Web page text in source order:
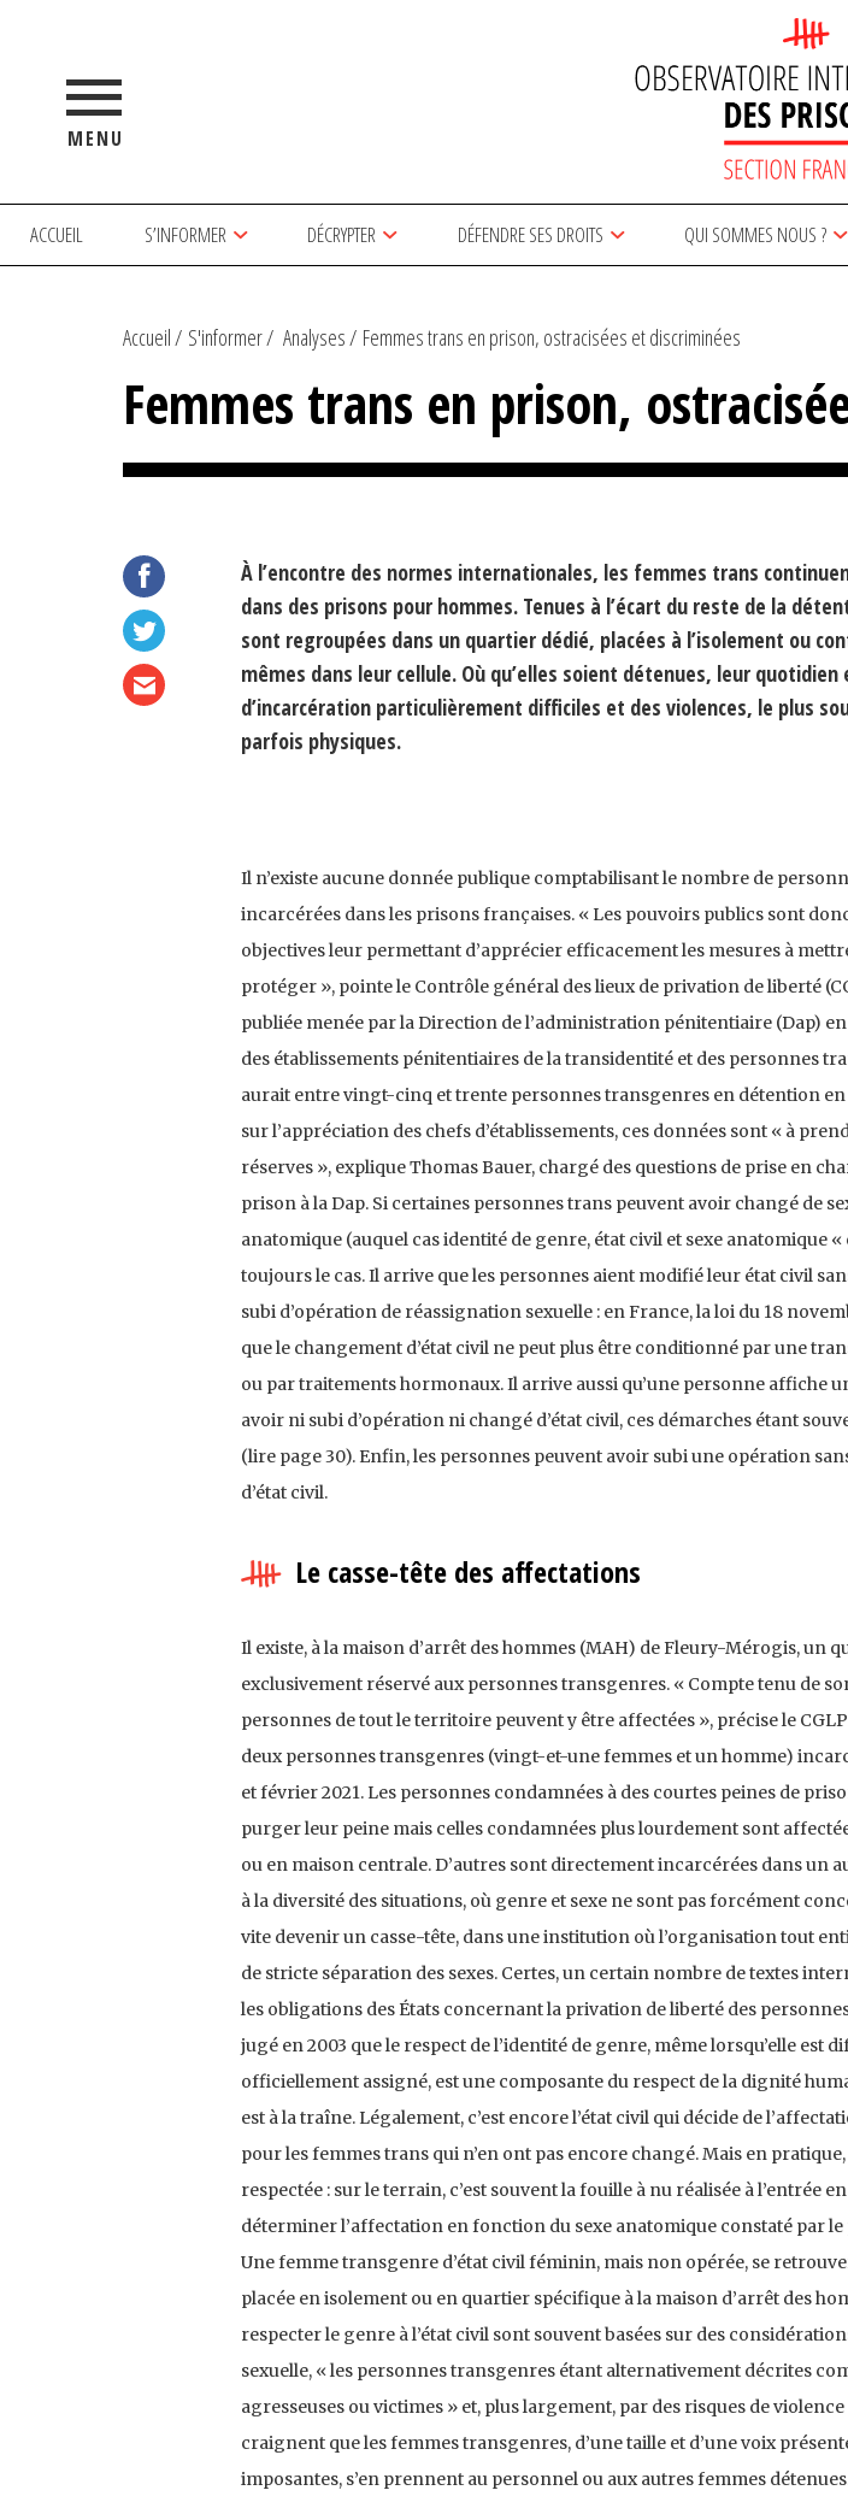
MENU
ACCUEIL S’INFORMER DÉCRYPTER DÉFENDRE SES DROITS QUI SOMMES NOUS ?
Accueil S'informer Analyses Femmes trans en prison, ostracisées et discriminées
Femmes trans en prison,
À l’encontre des normes internationales, les femmes trans
dans des prisons pour hommes. Tenues à l’écart du reste de la
sont regroupées dans un quartier dédié, placées à l’isolement ou
mêmes dans leur cellule. Où qu’elles soient détenues, leur
d’incarcération particulièrement difficiles et des violences, le plus
parfois physiques.
Il n’existe aucune donnée publique comptabilisant le nombre de
incarcérées dans les prisons françaises. « Les pouvoirs publics sont
objectives leur permettant d’apprécier efficacement les mesures à
protéger », pointe le Contrôle général des lieux de privation de liberté
publiée menée par la Direction de l’administration pénitentiaire (Dap)
des établissements pénitentiaires de la transidentité et des personnes
aurait entre vingt-cinq et trente personnes transgenres en détention en
sur l’appréciation des chefs d’établissements, ces données sont « à
réserves », explique Thomas Bauer, chargé des questions de prise en
prison à la Dap. Si certaines personnes trans peuvent avoir changé de
anatomique (auquel cas identité de genre, état civil et sexe anatomique «
toujours le cas. Il arrive que les personnes aient modifié leur état civil
subi d’opération de réassignation sexuelle : en France, la loi du 18
que le changement d’état civil ne peut plus être conditionné par une
ou par traitements hormonaux. Il arrive aussi qu’une personne affiche
avoir ni subi d’opération ni changé d’état civil, ces démarches étant
(lire page 30). Enfin, les personnes peuvent avoir subi une opération
d’état civil.
Le casse-tête des affectations
Il existe, à la maison d’arrêt des hommes (MAH) de Fleury-Mérogis, un
exclusivement réservé aux personnes transgenres. « Compte tenu de
personnes de tout le territoire peuvent y être affectées », précise le
deux personnes transgenres (vingt-et-une femmes et un homme)
et février 2021. Les personnes condamnées à des courtes peines de
purger leur peine mais celles condamnées plus lourdement sont
ou en maison centrale. D’autres sont directement incarcérées dans un
à la diversité des situations, où genre et sexe ne sont pas forcément
vite devenir un casse-tête, dans une institution où l’organisation tout
de stricte séparation des sexes. Certes, un certain nombre de textes
les obligations des États concernant la privation de liberté des
jugé en 2003 que le respect de l’identité de genre, même lorsqu’elle est
officiellement assigné, est une composante du respect de la dignité
est à la traîne. Légalement, c’est encore l’état civil qui décide de
pour les femmes trans qui n’en ont pas encore changé. Mais en pratique,
respectée : sur le terrain, c’est souvent la fouille à nu réalisée à l’entrée
déterminer l’affectation en fonction du sexe anatomique constaté par
Une femme transgenre d’état civil féminin, mais non opérée, se
placée en isolement ou en quartier spécifique à la maison d’arrêt des
respecter le genre à l’état civil sont souvent basées sur des
sexuelle, « les personnes transgenres étant alternativement décrites
agresseuses ou victimes » et, plus largement, par des risques de
craignent que les femmes transgenres, d’une taille et d’une voix
imposantes, s’en prennent au personnel ou aux autres femmes